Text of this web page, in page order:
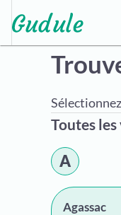
Toutes
A
Agassac